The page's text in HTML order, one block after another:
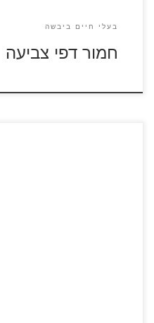
בעלי חיים ביבשה
חמור דפי צביעה